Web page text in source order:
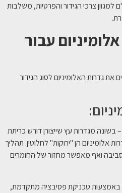
צרכי הגידור והפרטיות, משלבות
עבור
את גדרות האלומיניום לסוג הגידור
בשונה מגדרות עץ שייצורן דורש כריתת
אלומיניום הן "ירוקות" לחלוטין. תהליך
ואף מאפשר מחזור של החומרים
באמצעות טכניקת פסיבציה מתקדמת,